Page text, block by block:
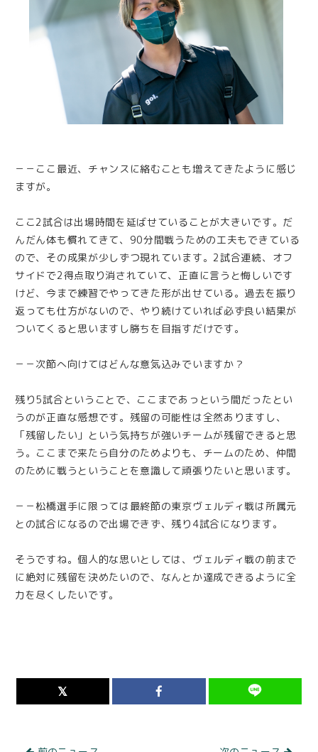
－－ここ最近、チャンスに絡むことも増えてきたように感じ
ますが。
ここ2試合は出場時間を延ばせていることが大きいです。だ
んだん体も慣れてきて、90分間戦うための工夫もできている
ので、その成果が少しずつ現れています。2試合連続、オフ
サイドで2得点取り消されていて、正直に言うと悔しいです
けど、今まで練習でやってきた形が出せている。過去を振り
返っても仕方がないので、やり続けていれば必ず良い結果が
ついてくると思いますし勝ちを目指すだけです。
－－次節へ向けてはどんな意気込みでいますか？
残り5試合ということで、ここまであっという間だったとい
うのが正直な感想です。残留の可能性は全然ありますし、
「残留したい」という気持ちが強いチームが残留できると思
う。ここまで来たら自分のためよりも、チームのため、仲間
のために戦うということを意識して頑張りたいと思います。
－－松橋選手に限っては最終節の東京ヴェルディ戦は所属元
との試合になるので出場できず、残り4試合になります。
そうですね。個人的な思いとしては、ヴェルディ戦の前まで
に絶対に残留を決めたいので、なんとか達成できるように全
力を尽くしたいです。